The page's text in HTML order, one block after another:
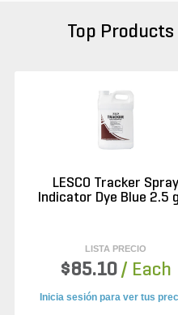
Top
LESCO Tracker Spray
Indicator Dye Blue 2.5
LISTA PRECIO
$85.10 / Each
Inicia sesión para ver tus